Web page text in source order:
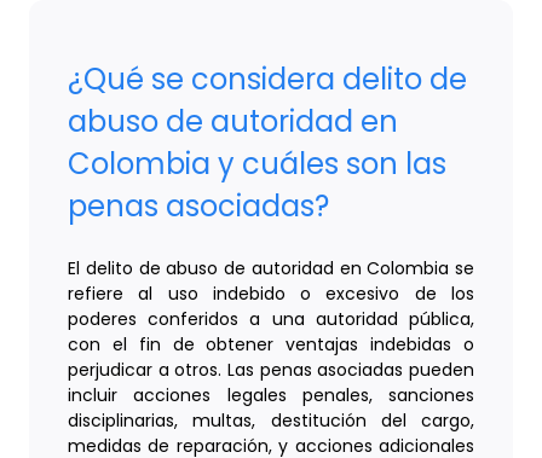
¿Qué se considera delito de
abuso de autoridad en
Colombia y cuáles son las
penas asociadas?
El delito de abuso de autoridad en Colombia se
refiere al uso indebido o excesivo de los
poderes conferidos a una autoridad pública,
con el fin de obtener ventajas indebidas o
perjudicar a otros. Las penas asociadas pueden
incluir acciones legales penales, sanciones
disciplinarias, multas, destitución del cargo,
medidas de reparación, y acciones adicionales